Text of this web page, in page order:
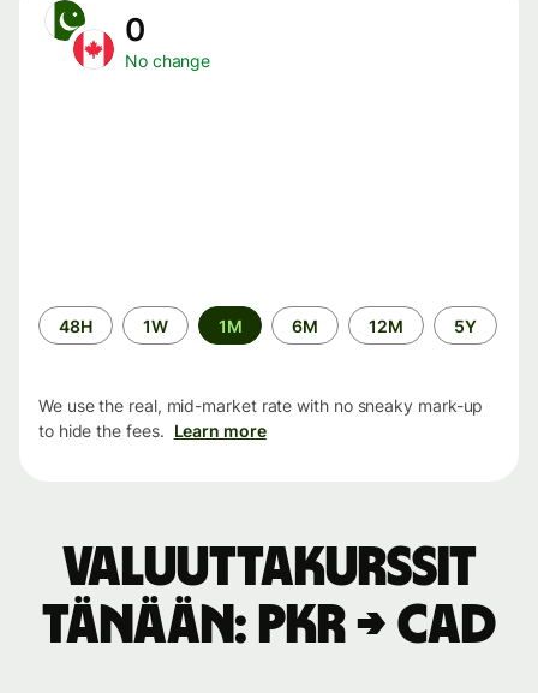
0
No change
Time
period
48H 1W 1M 6M 12M 5Y
We use the real, mid-market rate with no sneaky mark-up
to hide the fees. Learn more
Valuuttakurssit
tänään: PKR → CAD